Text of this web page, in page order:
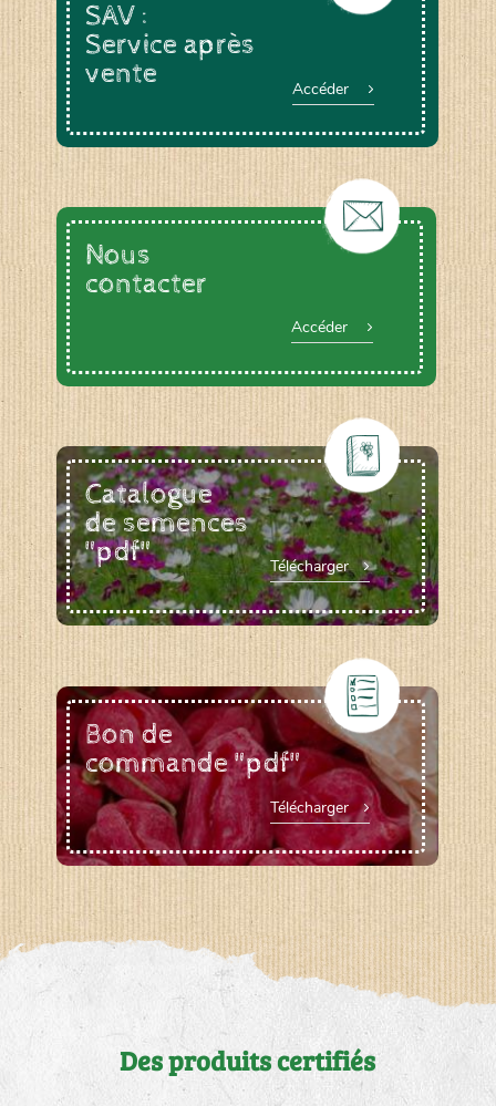
SAV :
Service après
vente
Accéder
Nous
contacter
Accéder
Catalogue
de semences
"pdf"
Télécharger
Bon de
commande "pdf"
Télécharger
Des produits certifiés